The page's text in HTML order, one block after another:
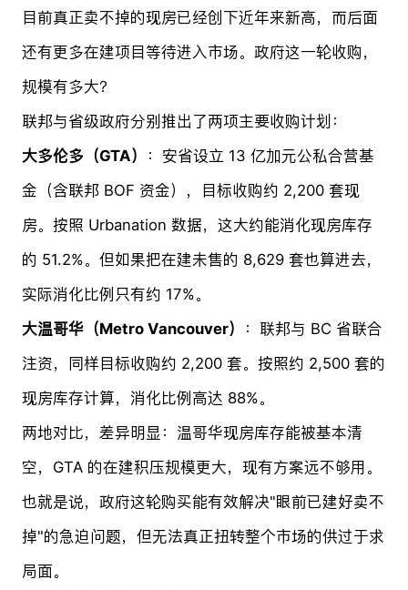
目前真正卖不掉的现房已经创下近年来新高，而后面
还有更多在建项目等待进入市场。政府这一轮收购，
规模有多大？
联邦与省级政府分别推出了两项主要收购计划：
大多伦多（GTA）
：安省设立 13 亿加元公私合营基
金（含联邦 BOF 资金），目标收购约 2,200 套现
房。按照 Urbanation 数据，这大约能消化现房库存
的 51.2%。但如果把在建未售的 8,629 套也算进去，
实际消化比例只有约 17%。
大温哥华（Metro Vancouver）
：联邦与 BC 省联合
注资，同样目标收购约 2,200 套。按照约 2,500 套的
现房库存计算，消化比例高达 88%。
两地对比，差异明显：温哥华现房库存能被基本清
空，GTA 的在建积压规模更大，现有方案远不够用。
也就是说，政府这轮购买能有效解决"眼前已建好卖不
掉"的急迫问题，但无法真正扭转整个市场的供过于求
局面。